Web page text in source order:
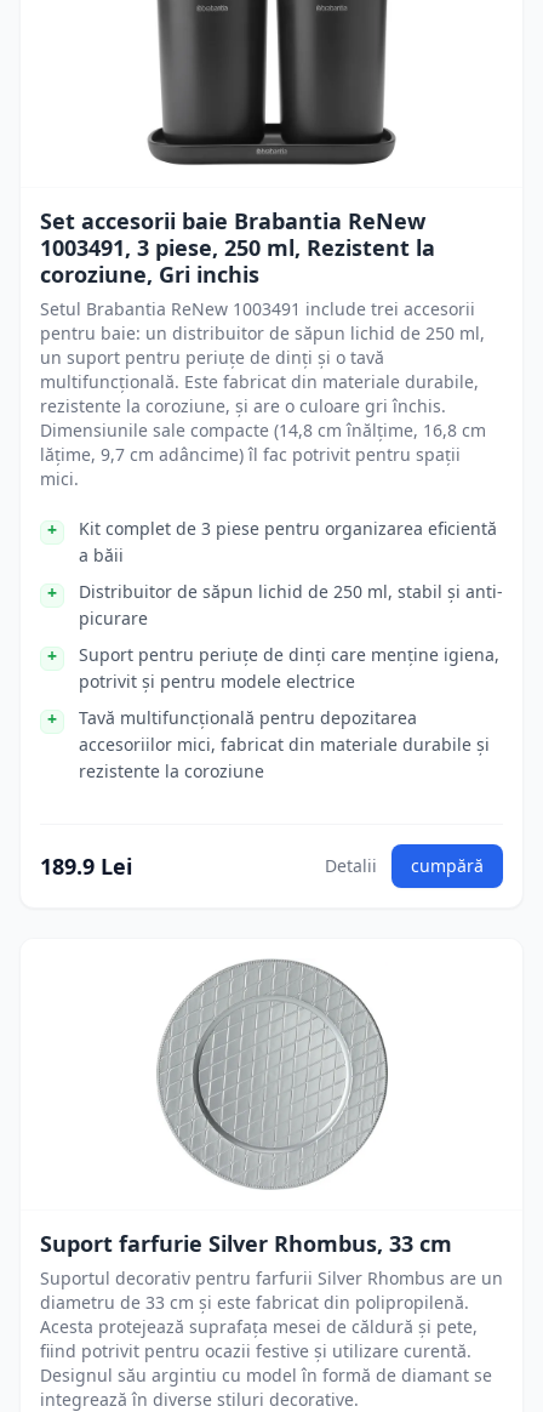
Set accesorii baie Brabantia ReNew
1003491, 3 piese, 250 ml, Rezistent la
coroziune, Gri inchis
Setul Brabantia ReNew 1003491 include trei accesorii
pentru baie: un distribuitor de săpun lichid de 250 ml,
un suport pentru periuțe de dinți și o tavă
multifuncțională. Este fabricat din materiale durabile,
rezistente la coroziune, și are o culoare gri închis.
Dimensiunile sale compacte (14,8 cm înălțime, 16,8 cm
lățime, 9,7 cm adâncime) îl fac potrivit pentru spații
mici.
Kit complet de 3 piese pentru organizarea eficientă
a băii
Distribuitor de săpun lichid de 250 ml, stabil și anti-
picurare
Suport pentru periuțe de dinți care menține igiena,
potrivit și pentru modele electrice
Tavă multifuncțională pentru depozitarea
accesoriilor mici, fabricat din materiale durabile și
rezistente la coroziune
189.9 Lei Detalii cumpără
Suport farfurie Silver Rhombus, 33 cm
Suportul decorativ pentru farfurii Silver Rhombus are un
diametru de 33 cm și este fabricat din polipropilenă.
Acesta protejează suprafața mesei de căldură și pete,
fiind potrivit pentru ocazii festive și utilizare curentă.
Designul său argintiu cu model în formă de diamant se
integrează în diverse stiluri decorative.